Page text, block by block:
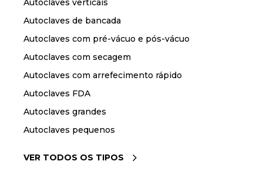
Autoclaves verticais
Autoclaves de bancada
Autoclaves com pré-vácuo e pós-vácuo
Autoclaves com secagem
Autoclaves com arrefecimento rápido
Autoclaves FDA
Autoclaves grandes
Autoclaves pequenos
VER TODOS OS TIPOS